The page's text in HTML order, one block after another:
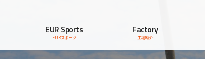
EUR Sports
EURスポーツ
Factory
工場紹介